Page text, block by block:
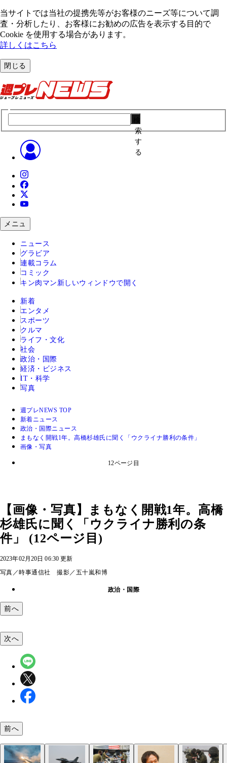
当サイトでは当社の提携先等がお客様のニーズ等について調
査・分析したり、お客様にお勧めの広告を表⽰する⽬的で
Cookie を使⽤する場合があります。
詳しくはこちら
閉じる
索
す
る
メニュ
ニュース
グラビア
連載コラム
コミック
キン肉マン 新しいウィンドウで開く
新着
エンタメ
スポーツ
クルマ
ライフ・文化
社会
政治・国際
経済・ビジネス
IT・科学
写真
週プレNEWS TOP
新着ニュース
政治・国際ニュース
まもなく開戦1年。高橋杉雄氏に聞く「ウクライナ勝利の条件」
画像・写真
12ページ目
【画像・写真】まもなく開戦1年。高橋
杉雄氏に聞く「ウクライナ勝利の条
件」 (12ページ目)
2023年02月20日 06:30 更新
写真／時事通信社 撮影／五十嵐和博
政治・国際
前へ
次へ
前へ